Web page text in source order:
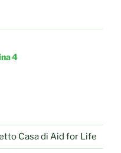
4
Casa di Aid for Life